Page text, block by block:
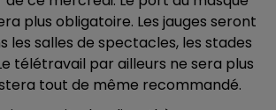
plus obligatoire. Les jauges seront
les salles de spectacles, les stades
télétravail par ailleurs ne sera plus
tout de même recommandé.